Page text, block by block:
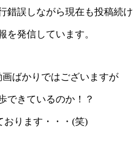
錯誤しながら現在も投稿続け
を発信しています。
画ばかりではございますが
できているのか！？
おります・・・(笑)